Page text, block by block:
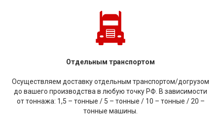
Отдельным транспортом
Осуществляем доставку отдельным транспортом/догрузом
до вашего производства в любую точку РФ. В зависимости
от тоннажа: 1,5 – тонные / 5 – тонные / 10 – тонные / 20 –
тонные машины.